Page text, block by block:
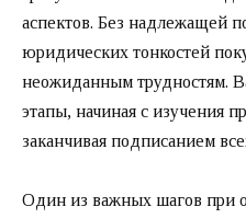
аспектов. Без надлежащей
юридических тонкостей
неожиданным трудностям.
этапы, начиная с изучения
заканчивая подписанием
Один из важных шагов при